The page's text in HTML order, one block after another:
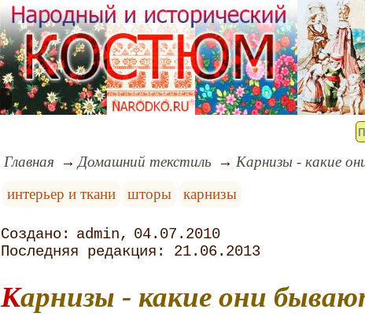
Главная Домашний текстиль
Карнизы - какие
интерьер и ткани
шторы карнизы
admin
04.07.2010
21.06.2013
Карнизы - какие они